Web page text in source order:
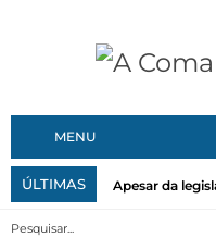
MENU
ÚLTIMAS Apesar da